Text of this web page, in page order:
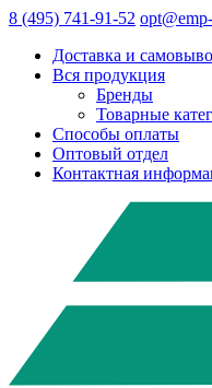
8 (495) 741-91-52
Доставка и
Вся продукция
Бренды
Товарные
Способы оплаты
Оптовый отдел
Контактная